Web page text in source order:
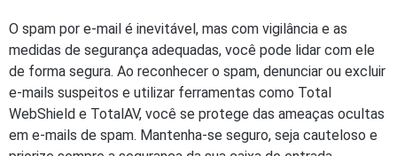
O spam por e-mail é inevitável, mas com vigilância e as
medidas de segurança adequadas, você pode lidar com ele
de forma segura. Ao reconhecer o spam, denunciar ou excluir
e-mails suspeitos e utilizar ferramentas como Total
WebShield e TotalAV, você se protege das ameaças ocultas
em e-mails de spam. Mantenha-se seguro, seja cauteloso e